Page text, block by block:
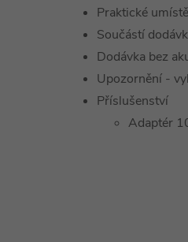
Praktické
Součástí
Dodávka bez
Upozornění -
Příslušenství
Adaptér